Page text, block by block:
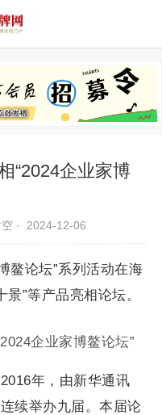
事
“2024企业家博
· 2024-12-06
鳌论坛”系列活动在海
”等产品亮相论坛。
年，由新华通讯
续举办九届。本届论